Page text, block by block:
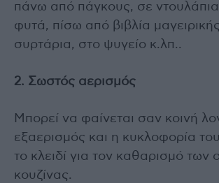
πάνω από πάγκους, σε
φυτά, πίσω από βιβλία
συρτάρια, στο ψυγείο κ.λπ..
2. Σωστός αερισμός
Μπορεί να φαίνεται σαν κοινή
εξαερισμός και η κυκλοφορία
το κλειδί για τον καθαρισμό των
κουζίνας.